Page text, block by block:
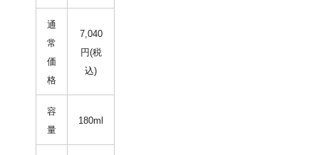
通
常
価
格
7,040
円(税
込)
容
量
180ml